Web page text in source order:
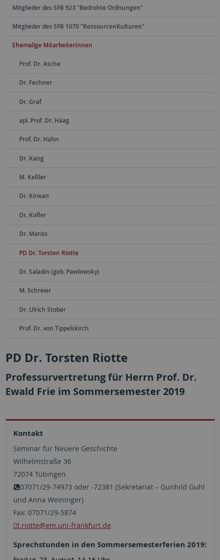
Mitglieder des SFB 923 "Bedrohte Ordnungen"
Mitglieder des SFB 1070 "RessourcenKulturen"
Ehemalige MitarbeiterInnen
Prof. Dr. Asche
Dr. Fechner
Dr. Graf
apl. Prof. Dr. Haag
Prof. Dr. Hahn
Dr. Kang
M. Keßler
Dr. Kirwan
Dr. Kofler
Dr. Mariss
PD Dr. Torsten Riotte
Dr. Saladin (geb. Pawlowsky)
M. Schreier
Dr. Ulrich Stober
Prof. Dr. von Tippelskirch
PD Dr. Torsten Riotte
Professurvertretung für Herrn Prof. Dr.
Ewald Frie im Sommersemester 2019
Kontakt
Seminar für Neuere Geschichte
Wilhelmstraße 36
72074 Tübingen
07071/29-74973 oder -72381 (Sekretariat – Gunhild Guhl
und Anna Weininger)
Fax: 07071/29-5874
t.riotte@em.uni-frankfurt.de
Sprechstunden in den Sommersemesterferien 2019: